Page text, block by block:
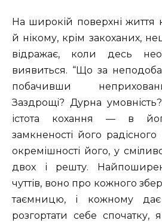
На широкій поверхні життя
й нікому, крім закоханих,
відражає, коли десь
виявиться. “Що за
побачивши
Заздрощі? Дурна
істота кохання — в
замкненості його
окремішності його, у
двох і решту.
чуттів, воно про кожного
таємницю, і кожному
розгортати себе спочатку,